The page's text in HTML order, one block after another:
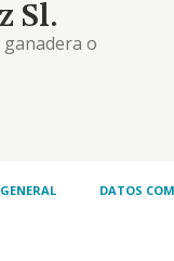
Sl.
o
e
obtenidos
realice,
realización de
comercio,
DATOS